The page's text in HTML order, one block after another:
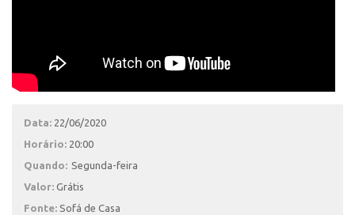
Data: 22/06/2020
Horário: 20:00
Quando: Segunda-feira
Valor: Grátis
Fonte: Sofá de Casa